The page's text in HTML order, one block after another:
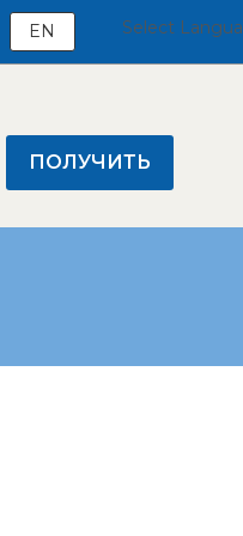
EN Select
ПОЛУЧИТЬ